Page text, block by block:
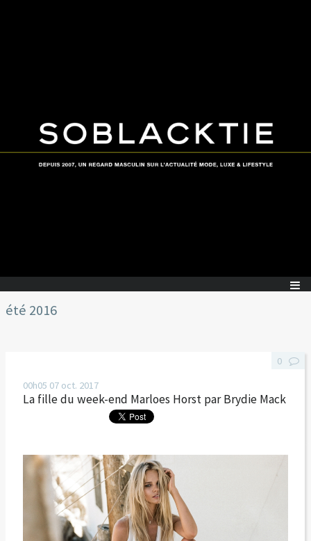
été 2016
00h05 07 oct. 2017
La fille du week-end Marloes Horst par Brydie Mack
0